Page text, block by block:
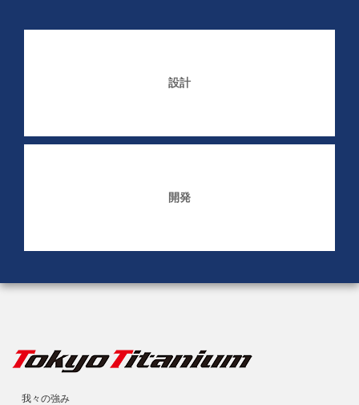
設計
開発
我々の強み